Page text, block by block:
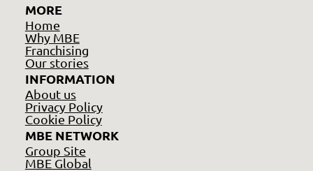
MORE
Home
Why MBE
Franchising
Our stories
INFORMATION
About us
Privacy Policy
Cookie Policy
MBE NETWORK
Group Site
MBE Global